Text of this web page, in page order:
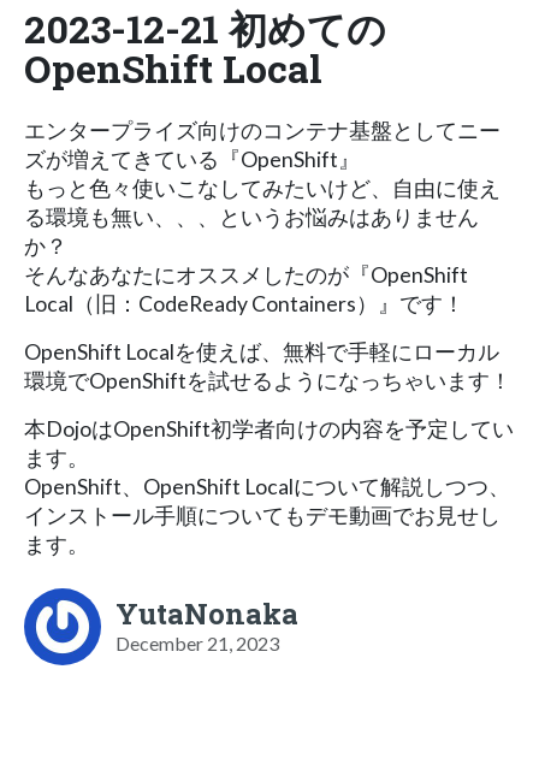
2023-12-21 初めての
OpenShift Local
エンタープライズ向けのコンテナ基盤としてニー
ズが増えてきている『OpenShift』
もっと色々使いこなしてみたいけど、自由に使え
る環境も無い、、、というお悩みはありません
か？
そんなあなたにオススメしたのが『OpenShift
Local（旧：CodeReady Containers）』です！
OpenShift Localを使えば、無料で手軽にローカル
環境でOpenShiftを試せるようになっちゃいます！
本DojoはOpenShift初学者向けの内容を予定してい
ます。
OpenShift、OpenShift Localについて解説しつつ、
インストール手順についてもデモ動画でお見せし
ます。
YutaNonaka
December 21, 2023